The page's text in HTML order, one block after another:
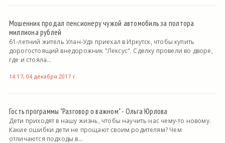
Мошенник продал пенсионеру чужой автомобиль за полтора
миллиона рублей
61-летний житель Улан-Удэ приехал в Иркутск, чтобы купить
дорогостоящий внедорожник "Лексус". Сделку провели во дворе,
где и стояла...
14:17, 04 декабря 2017 г.
Гость программы "Разговор о важном" - Ольга Юрлова
Дети приходят в нашу жизнь, чтобы научить нас чему-то новому.
Какие ошибки дети не прощают своим родителям? Чем
отличаются подходы в...